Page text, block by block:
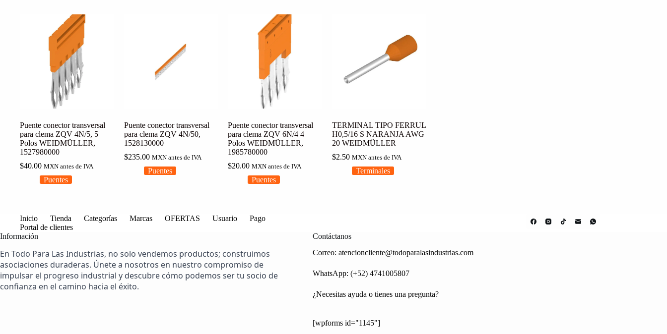
Puente conector transversal
para clema ZQV 4N/5, 5
Polos WEIDMÜLLER,
1527980000
$40.00 MXN antes de IVA
Puentes
Puente conector transversal
para clema ZQV 4N/50,
1528130000
$235.00 MXN antes de IVA
Puentes
Puente conector transversal
para clema ZQV 6N/4 4
Polos WEIDMÜLLER,
1985780000
$20.00 MXN antes de IVA
Puentes
TERMINAL TIPO FERRUL
H0,5/16 S NARANJA AWG
20 WEIDMÜLLER
$2.50 MXN antes de IVA
Terminales
Inicio Tienda Categorías Marcas OFERTAS Usuario
Pago
Portal de clientes
Información
En Todo Para Las Industrias, no solo vendemos productos; construimos
asociaciones duraderas. Únete a nosotros en nuestro compromiso de
impulsar el progreso industrial y descubre cómo podemos ser tu socio de
confianza en el camino hacia el éxito.
Contáctanos
Correo: atencioncliente@todoparalasindustrias.com
WhatsApp: (+52) 4741005807
¿Necesitas ayuda o tienes una pregunta?
[wpforms id="1145"]